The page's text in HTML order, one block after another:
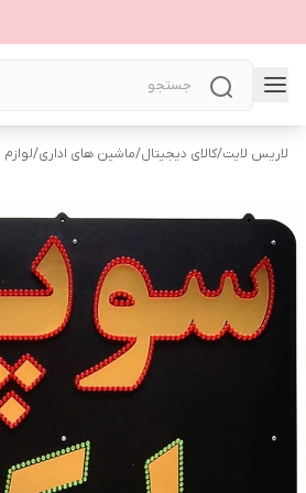
لاریس لایت/کالای دیجیتال/ماشین های اداری/